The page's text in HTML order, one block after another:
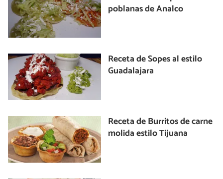
poblanas de Analco
Receta de Sopes al estilo
Guadalajara
Receta de Burritos de carne
molida estilo Tijuana